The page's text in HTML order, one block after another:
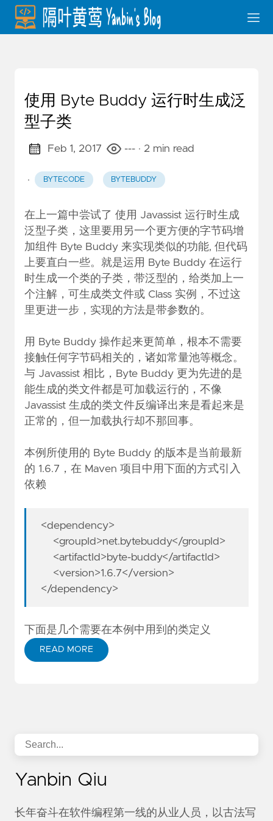
使用 Byte Buddy 运行时生成泛
型子类
Feb 1, 2017 --- · 2 min read
· BYTECODE BYTEBUDDY
在上一篇中尝试了 使用 Javassist 运行时生成
泛型子类 ，这里要用另一个更方便的字节码增
加组件 Byte Buddy 来实现类似的功能, 但代码
上要直白一些。就是运用 Byte Buddy 在运行
时生成一个类的子类，带泛型的，给类加上一
个注解，可生成类文件或 Class 实例，不过这
里更进一步，实现的方法是带参数的。
用 Byte Buddy 操作起来更简单，根本不需要
接触任何字节码相关的，诸如常量池等概念。
与 Javassist 相比，Byte Buddy 更为先进的是
能生成的类文件都是可加载运行的，不像
Javassist 生成的类文件反编译出来是看起来是
正常的，但一加载执行却不那回事。
本例所使用的 Byte Buddy 的版本是当前最新
的 1.6.7，在 Maven 项目中用下面的方式引入
依赖
<dependency>
<groupId>net.bytebuddy</groupId>
<artifactId>byte-buddy</artifactId>
<version>1.6.7</version>
</dependency>
下面是几个需要在本例中用到的类定义
READ MORE
Yanbin Qiu
长年奋斗在软件编程第一线的从业人员，以古法写